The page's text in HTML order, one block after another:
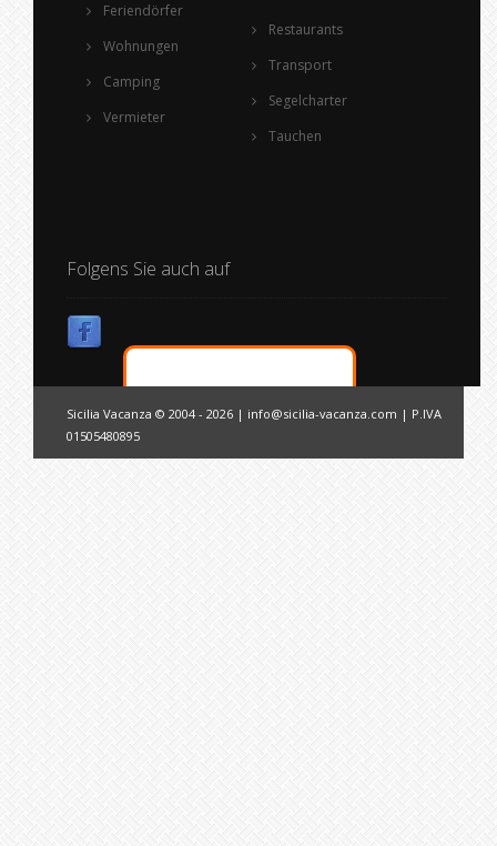
Feriendörfer
Wohnungen
Camping
Vermieter
Restaurants
Transport
Segelcharter
Tauchen
Folgens Sie auch auf
Sicilia Vacanza © 2004 - 2026 | info@sicilia-vacanza.com | P.IVA
01505480895